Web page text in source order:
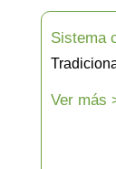
Sistema
Ver más